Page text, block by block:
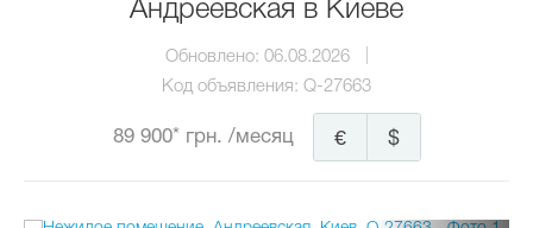
Андреевская в Киеве
Обновлено: 06.08.2026
Код объявления: Q-27663
89 900* грн. /месяц $
€